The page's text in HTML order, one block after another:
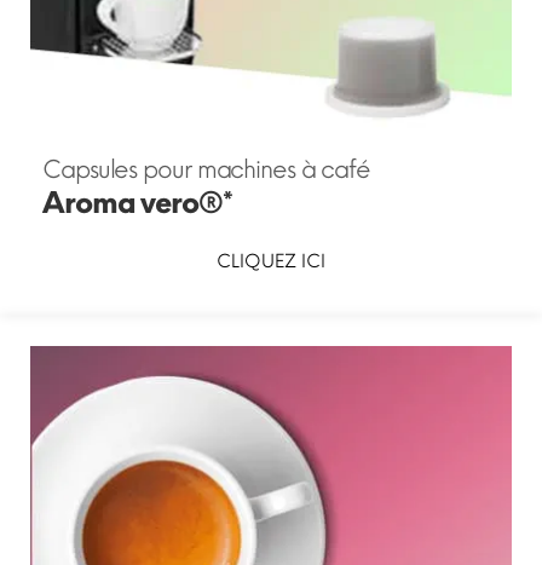
Capsules pour machines à café
Aroma vero®*
CLIQUEZ ICI